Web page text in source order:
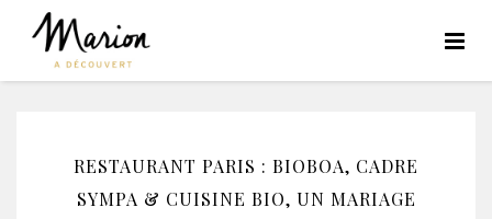
RESTAURANT PARIS : BIOBOA, CADRE
SYMPA & CUISINE BIO, UN MARIAGE